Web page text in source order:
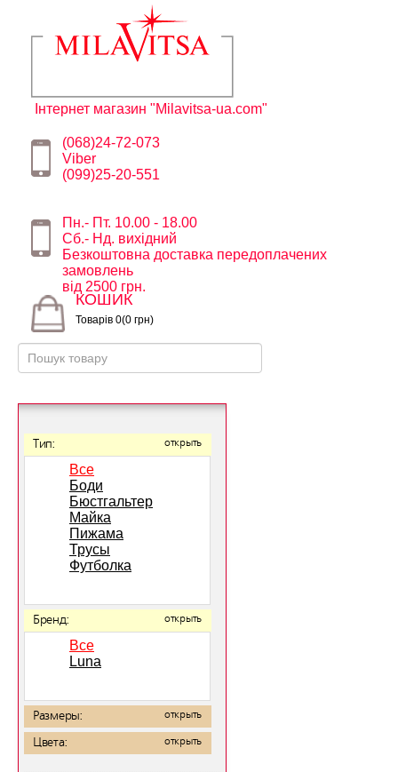
Інтернет магазин "Milavitsa-ua.com"
(068)24-72-073
Viber
(099)25-20-551
Пн.- Пт. 10.00 - 18.00
Сб.- Нд. вихідний
Безкоштовна доставка передоплачених
замовлень
від 2500 грн.
КОШИК
Товарів 0(0 грн)
Тип: открыть
Все
Боди
Бюстгальтер
Майка
Пижама
Трусы
Футболка
Бренд: открыть
Все
Luna
Размеры: открыть
Цвета: открыть